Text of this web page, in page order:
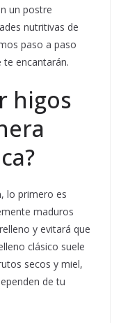
un postre
nutritivas de
paso a paso
encantarán.
higos
lo primero es
maduros
y evitará que
clásico suele
secos y miel,
de tu